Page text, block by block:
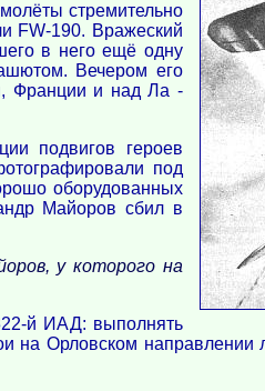
стремительно
FW-190. Вражеский
в него ещё одну
Вечером его
Франции и над Ла -
подвигов героев
под
оборудованных
Майоров сбил в
у которого на
й ИАД: выполнять
Орловском направлении